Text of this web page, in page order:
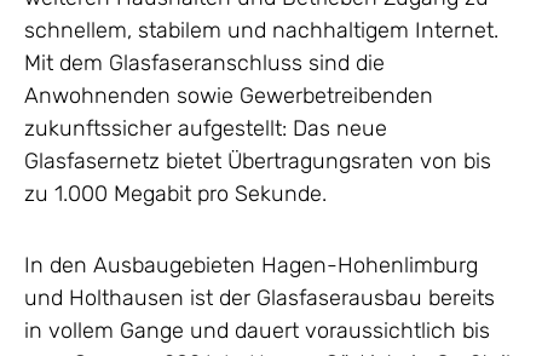
schnellem, stabilem und nachhaltigem Internet.
Mit dem Glasfaseranschluss sind die
Anwohnenden sowie Gewerbetreibenden
zukunftssicher aufgestellt: Das neue
Glasfasernetz bietet Übertragungsraten von bis
zu 1.000 Megabit pro Sekunde.
In den Ausbaugebieten Hagen-Hohenlimburg
und Holthausen ist der Glasfaserausbau bereits
in vollem Gange und dauert voraussichtlich bis